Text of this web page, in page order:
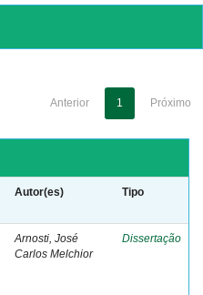
Anterior 1 Próximo
Autor(es) Tipo
Arnosti, José
Carlos Melchior
Dissertação